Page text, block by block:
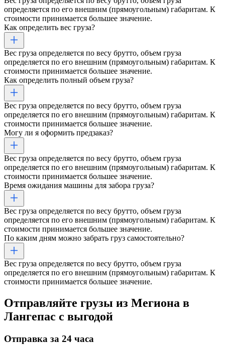
определяется по его внешним (прямоугольным) габаритам. К
стоимости принимается большее значение.
Как определить вес груза?
Вес груза определяется по весу брутто, объем груза
определяется по его внешним (прямоугольным) габаритам. К
стоимости принимается большее значение.
Как определить полный объем груза?
Вес груза определяется по весу брутто, объем груза
определяется по его внешним (прямоугольным) габаритам. К
стоимости принимается большее значение.
Могу ли я оформить предзаказ?
Вес груза определяется по весу брутто, объем груза
определяется по его внешним (прямоугольным) габаритам. К
стоимости принимается большее значение.
Время ожидания машины для забора груза?
Вес груза определяется по весу брутто, объем груза
определяется по его внешним (прямоугольным) габаритам. К
стоимости принимается большее значение.
По каким дням можно забрать груз самостоятельно?
Вес груза определяется по весу брутто, объем груза
определяется по его внешним (прямоугольным) габаритам. К
стоимости принимается большее значение.
Отправляйте грузы из Мегиона в
Лангепас с выгодой
Отправка за 24 часа